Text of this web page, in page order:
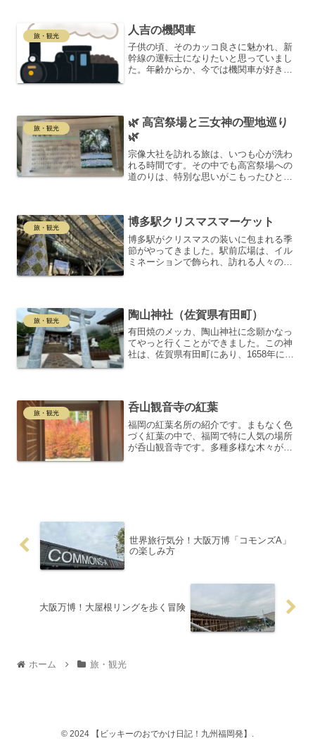
改札前の売店には、く...
旅・観光 人吉の機関車
子供の頃、そのカッコ良さに魅かれ、新
幹線の運転士になりたいと思っていまし
た。年齢からか、今では機関車が好きで
ます。以前、熊本の人吉で...
旅・観光
🌿 高宮祭場と三女神の聖地巡り
🌿
宗像大社を訪れる旅は、いつも心が洗わ
れる時間です。その中でも高宮祭場への
道のりは、特別な思いがこもったひとと
徐々に神聖な空気へと導いて...
旅・観光 博多駅クリスマスマーケット
博多駅がクリスマスの装いに包まれる季
節がやってきました。駅前広場は、イル
ミネーションで飾られ、訪れる人々の目
駅クリスマスマーケットで...
旅・観光 陶山神社（佐賀県有田町）
有田焼のメッカ、陶山神社に念願かなっ
てやっと行くことができました。この神
社は、佐賀県有田町にあり、1658年に創
神社がある有田町は、...
旅・観光 呑山観音寺の紅葉
福岡の紅葉名所の紹介です。まもなく色
づく紅葉の中で、福岡で特に人気の場所
が呑山観音寺です。多種多様な木々が境
世界旅行気分！大阪万博「コモンズA」
の楽しみ方
大阪万博！大屋根リングを歩く冒険
ホーム 旅・観光
© 2024 【ビッキーのおでかけ日記！九州福岡発】.